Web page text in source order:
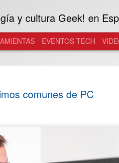
comunes de PC
y cultura Geek! en
EVENTOS TECH